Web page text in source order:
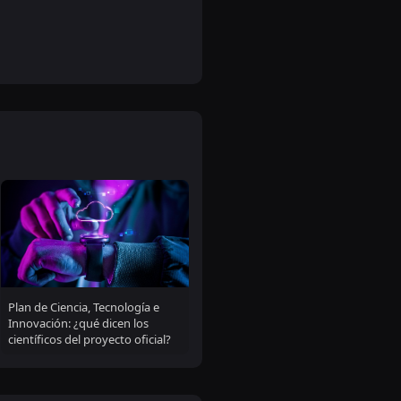
Plan de Ciencia, Tecnología e
Innovación: ¿qué dicen los
científicos del proyecto oficial?